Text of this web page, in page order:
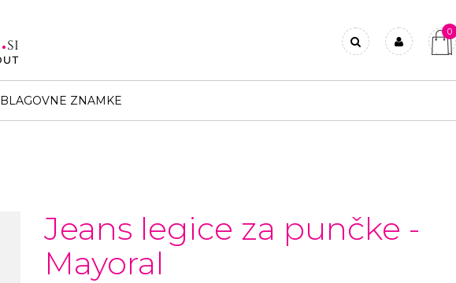
0
BLAGOVNE ZNAMKE
Jeans legice za punčke -
Mayoral